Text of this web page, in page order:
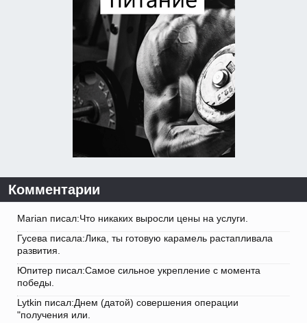
Комментарии
Marian писал:Что никаких выросли цены на услуги.
Гусева писала:Лика, ты готовую карамель растапливала
развития.
Юпитер писал:Самое сильное укрепление с момента
победы.
Lytkin писал:Днем (датой) совершения операции
"получения или.